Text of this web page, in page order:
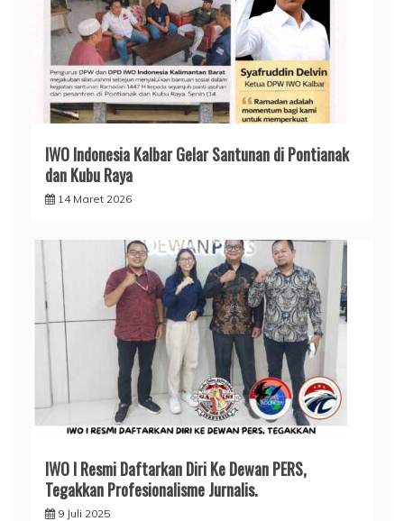
IWO Indonesia Kalbar Gelar Santunan di Pontianak
dan Kubu Raya
14 Maret 2026
IWO I Resmi Daftarkan Diri Ke Dewan PERS,
Tegakkan Profesionalisme Jurnalis.
9 Juli 2025